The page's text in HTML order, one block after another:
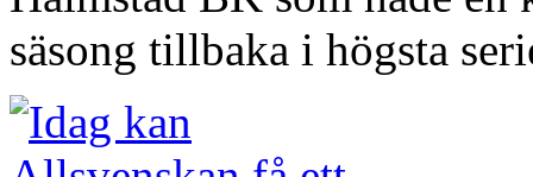
säsong tillbaka i högsta